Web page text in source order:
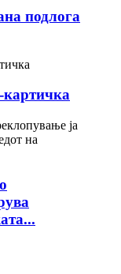
подлога
картичка